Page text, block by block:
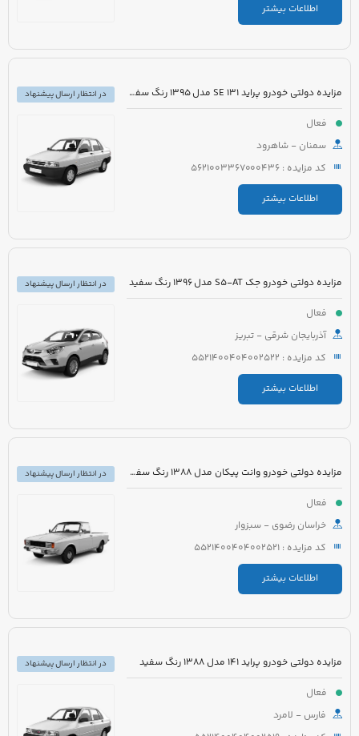
اطلاعات بیشتر
مزایده دولتی خودرو پراید 131 SE مدل 1395 رنگ سفید روغنی
فعال
سمنان - شاهرود
کد مزایده : 5621003367000436
اطلاعات بیشتر
در انتظار ارسال پیشنهاد
مزایده دولتی خودرو جک S5-AT مدل 1396 رنگ سفید
فعال
آذربایجان شرقی - تبریز
کد مزایده : 5521400404002522
اطلاعات بیشتر
در انتظار ارسال پیشنهاد
مزایده دولتی خودرو وانت پیکان مدل 1388 رنگ سفید شیری
فعال
خراسان رضوی - سبزوار
کد مزایده : 5521400404002521
اطلاعات بیشتر
در انتظار ارسال پیشنهاد
مزایده دولتی خودرو پراید 141 مدل 1388 رنگ سفید
فعال
فارس - لامرد
در انتظار ارسال پیشنهاد